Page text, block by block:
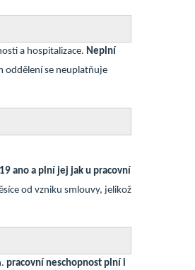
a hospitalizace. Neplní
oddělení se neuplatňuje
ano a plní jej jak u pracovní
od vzniku smlouvy, jelikož
pracovní neschopnost plní i